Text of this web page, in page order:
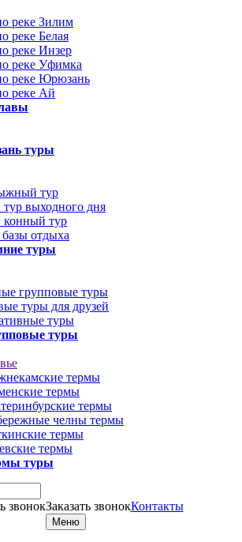
реке Зилим
реке Белая
реке Инзер
реке Уфимка
реке Юрюзань
реке Ай
туры
тур
выходного дня
тур
отдыха
туры
групповые туры
туры для друзей
туры
туры
термы
термы
термы
челны термы
термы
термы
туры
Заказать звонокКонтакты
Меню